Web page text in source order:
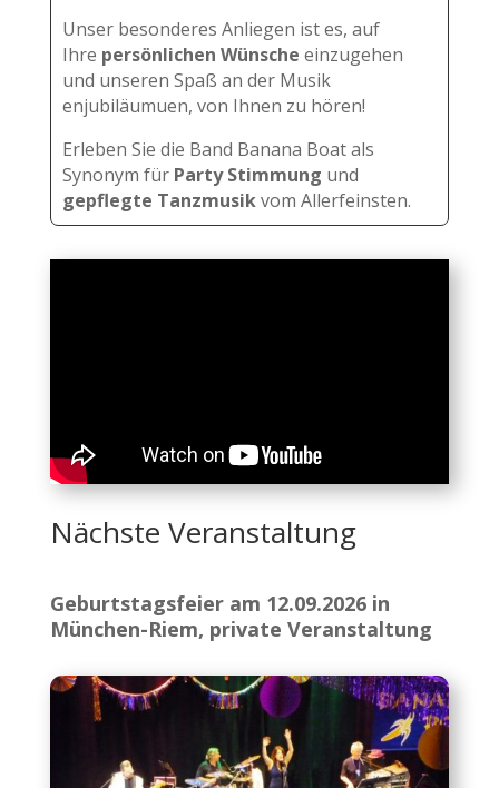
Unser besonderes Anliegen ist es, auf
Ihre persönlichen Wünsche einzugehen
und unseren Spaß an der Musik
enjubiläumuen, von Ihnen zu hören!
Erleben Sie die Band Banana Boat als
Synonym für Party Stimmung und
gepflegte Tanzmusikvom Allerfeinsten.
Nächste Veranstaltung
Geburtstagsfeier am 12.09.2026 in
München-Riem, private Veranstaltung